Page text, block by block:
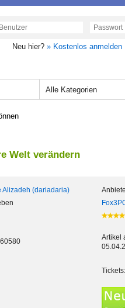
Neu hier? » Kostenlos anmelden
Alle Kategorien
Welt verändern
Alizadeh (dariadaria)
Artikel
Tickets: